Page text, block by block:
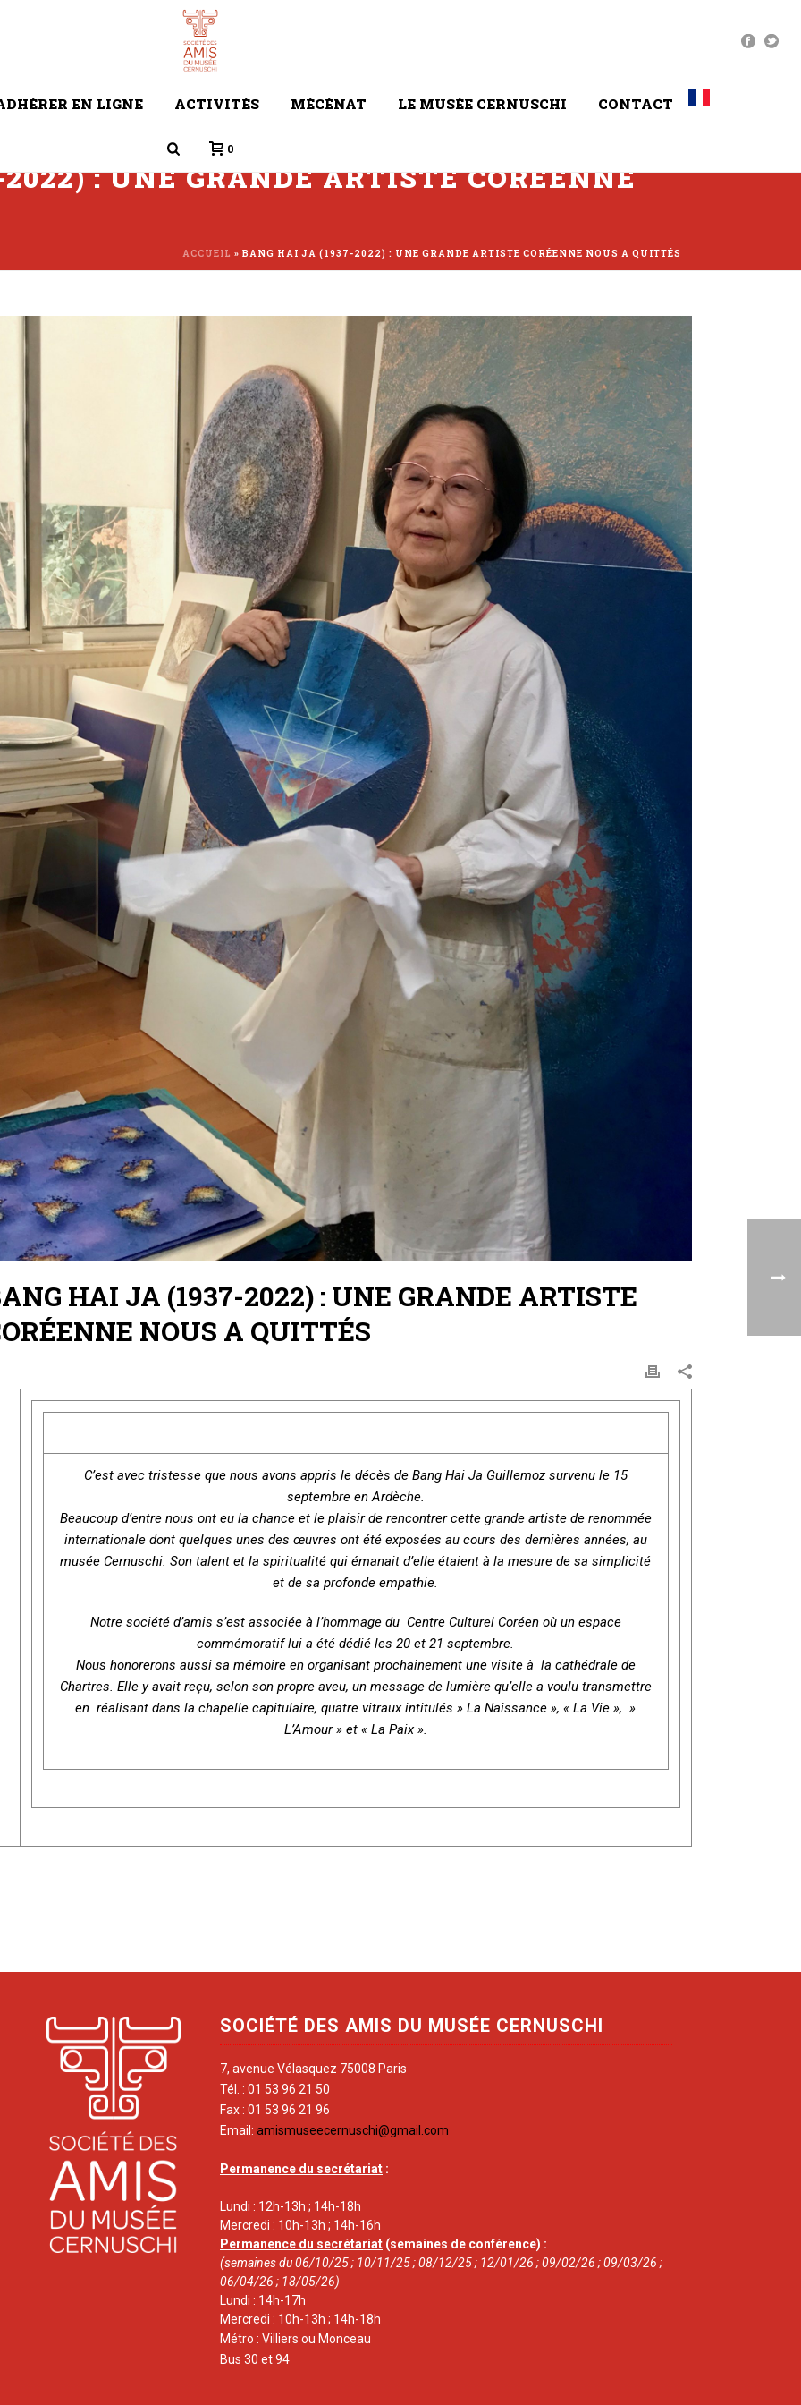
EN LIGNE ACTIVITÉS MÉCÉNAT LE MUSÉE CERNUSCHI CONTACT
0
: UNE GRANDE ARTISTE CORÉENNE
ACCUEIL » BANG HAI JA (1937-2022) : UNE GRANDE ARTISTE CORÉENNE NOUS A QUITTÉS
HAI JA (1937-2022) : UNE GRANDE ARTISTE
NOUS A QUITTÉS
C’est avec tristesse que nous avons appris le décès de Bang Hai Ja Guillemoz survenu le 15
septembre en Ardèche.
Beaucoup d’entre nous ont eu la chance et le plaisir de rencontrer cette grande artiste de renommée
internationale dont quelques unes des œuvres ont été exposées au cours des dernières années, au
musée Cernuschi. Son talent et la spiritualité qui émanait d’elle étaient à la mesure de sa simplicité
et de sa profonde empathie.
Notre société d’amis s’est associée à l’hommage du Centre Culturel Coréen où un espace
commémoratif lui a été dédié les 20 et 21 septembre.
Nous honorerons aussi sa mémoire en organisant prochainement une visite à la cathédrale de
Chartres. Elle y avait reçu, selon son propre aveu, un message de lumière qu’elle a voulu transmettre
en réalisant dans la chapelle capitulaire, quatre vitraux intitulés » La Naissance », « La Vie », »
L’Amour » et « La Paix ».
SOCIÉTÉ DES AMIS DU MUSÉE CERNUSCHI
7, avenue Vélasquez 75008 Paris
Tél. : 01 53 96 21 50
Fax : 01 53 96 21 96
Email: amismuseecernuschi@gmail.com
Permanence du secrétariat :
Lundi : 12h-13h ; 14h-18h
Mercredi : 10h-13h ; 14h-16h
Permanence du secrétariat (semaines de conférence) :
(semaines du 06/10/25 ; 10/11/25 ; 08/12/25 ; 12/01/26 ; 09/02/26 ; 09/03/26 ;
06/04/26 ; 18/05/26)
Lundi : 14h-17h
Mercredi : 10h-13h ; 14h-18h
Métro : Villiers ou Monceau
Bus 30 et 94